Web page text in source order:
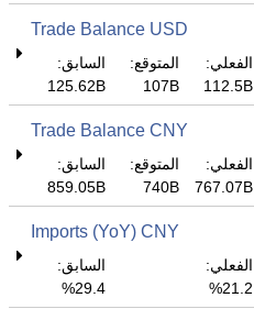
Trade Balance USD
الفعلي:
112.5B
المتوقع:
107B
السابق:
125.62B
Trade Balance CNY
الفعلي:
767.07B
المتوقع:
740B
السابق:
859.05B
Imports (YoY) CNY
الفعلي:
21.2%
السابق:
29.4%